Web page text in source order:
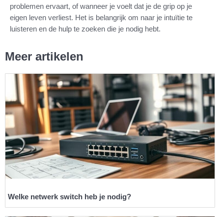
problemen ervaart, of wanneer je voelt dat je de grip op je
eigen leven verliest. Het is belangrijk om naar je intuïtie te
luisteren en de hulp te zoeken die je nodig hebt.
Meer artikelen
Welke netwerk switch heb je nodig?